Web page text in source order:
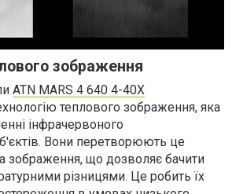
зображення
ATN MARS 4 640 4-40X
теплового зображення, яка
інфрачервоного
Вони перетворюють це
зображення, що дозволяє бачити
різницями. Це робить їх